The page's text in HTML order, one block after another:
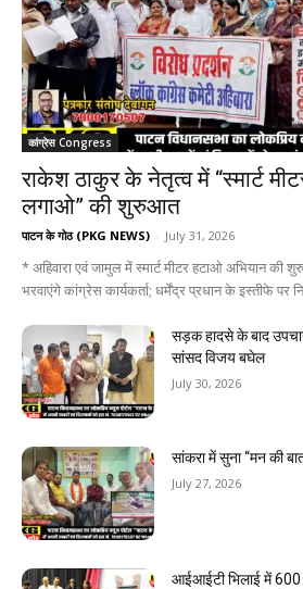
कांग्रेस Congress
राकेश ठाकुर के नेतृत्व में “स्मार्ट
लगाओ” की शुरुआत
पाटन के गोठ (PKG NEWS) - July 31, 2026
* अहिवारा एवं जामुल में स्मार्ट मीटर हटाओ अभियान
भरवाएंगे कांग्रेस कार्यकर्ता; धर्मेंद्र प्रधान के इस्तीफे पर
सड़क हादसे के बाद
सांसद विजय बघेल
July 30, 2026
सांकरा में सुना “मन की
July 27, 2026
आईआईटी भिलाई में 600